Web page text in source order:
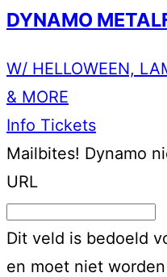
DYNAMO
W/ HELLOWEEN,
& MORE
Info Tickets
Mailbites! Dynamo
URL
Dit veld is bedoeld
en moet niet